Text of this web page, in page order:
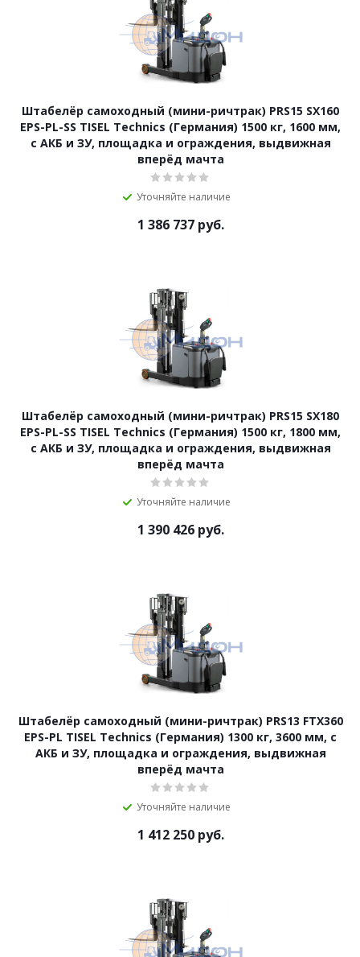
Штабелёр самоходный (мини-ричтрак) PRS15 SX160
EPS-PL-SS TISEL Technics (Германия) 1500 кг, 1600 мм,
с АКБ и ЗУ, площадка и ограждения, выдвижная
вперёд мачта
Уточняйте наличие
1 386 737руб.
Штабелёр самоходный (мини-ричтрак) PRS15 SX180
EPS-PL-SS TISEL Technics (Германия) 1500 кг, 1800 мм,
с АКБ и ЗУ, площадка и ограждения, выдвижная
вперёд мачта
Уточняйте наличие
1 390 426руб.
Штабелёр самоходный (мини-ричтрак) PRS13 FTX360
EPS-PL TISEL Technics (Германия) 1300 кг, 3600 мм, с
АКБ и ЗУ, площадка и ограждения, выдвижная
вперёд мачта
Уточняйте наличие
1 412 250руб.